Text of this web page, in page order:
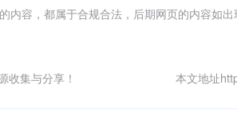
内容，都属于合规合法，后期网页的内容如
收集与分享！ 本文地址